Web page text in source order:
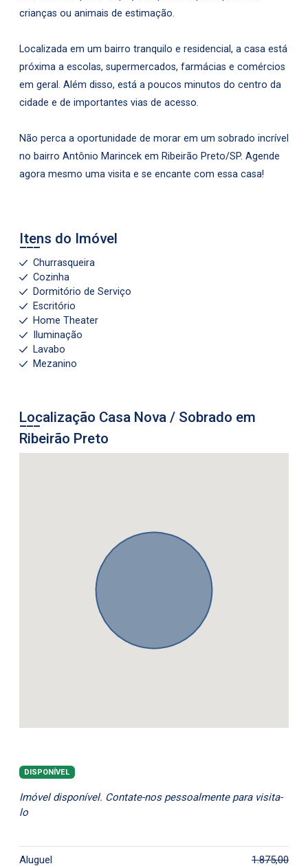
crianças ou animais de estimação.
Localizada em um bairro tranquilo e residencial, a casa está
próxima a escolas, supermercados, farmácias e comércios
em geral. Além disso, está a poucos minutos do centro da
cidade e de importantes vias de acesso.
Não perca a oportunidade de morar em um sobrado incrível
no bairro Antônio Marincek em Ribeirão Preto/SP. Agende
agora mesmo uma visita e se encante com essa casa!
Itens do Imóvel
Churrasqueira
Cozinha
Dormitório de Serviço
Escritório
Home Theater
Iluminação
Lavabo
Mezanino
Localização Casa Nova / Sobrado em
Ribeirão Preto
DISPONÍVEL
Imóvel disponível. Contate-nos pessoalmente para visita-
lo
Aluguel 1.875,00